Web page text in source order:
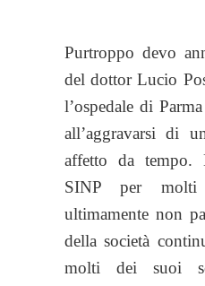
Purtroppo devo
del dottor Lucio
l’ospedale di
all’aggravarsi di
affetto da tempo.
SINP per
ultimamente non
della società
molti dei suoi